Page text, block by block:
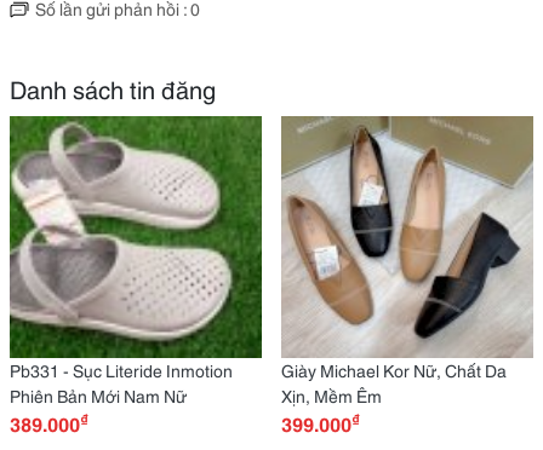
Số lần gửi phản hồi : 0
Danh sách tin đăng
Pb331 - Sục Literide Inmotion
Phiên Bản Mới Nam Nữ
389.000₫
Giày Michael Kor Nữ, Chất Da
Xịn, Mềm Êm
399.000₫